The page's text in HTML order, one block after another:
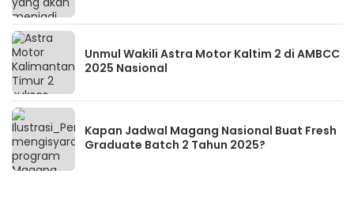
Unmul Wakili Astra Motor Kaltim 2 di AMBCC
2025 Nasional
Kapan Jadwal Magang Nasional Buat Fresh
Graduate Batch 2 Tahun 2025?